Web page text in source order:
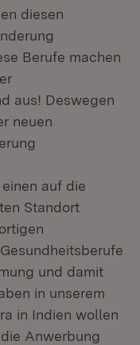
diesen
Berufe machen
aus! Deswegen
neuen
auf die
Standort
und damit
in unserem
in Indien wollen
Anwerbung